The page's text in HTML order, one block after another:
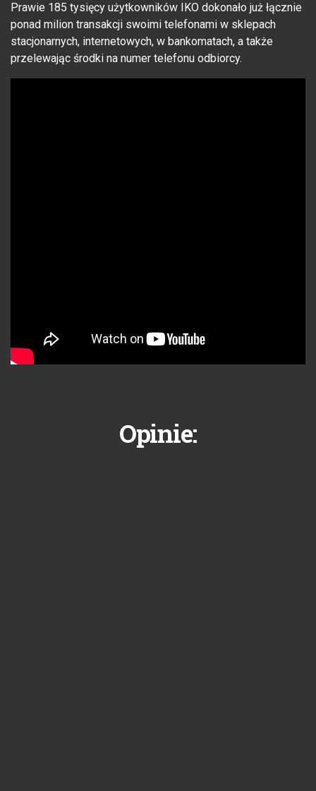
Prawie 185 tysięcy użytkowników IKO dokonało już łącznie
ponad milion transakcji swoimi telefonami w sklepach
stacjonarnych, internetowych, w bankomatach, a także
przelewając środki na numer telefonu odbiorcy.
Opinie: